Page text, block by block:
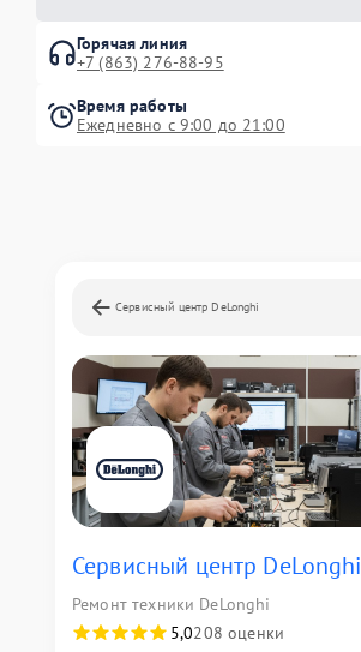
Горячая линия
+7 (863) 276-88-95
Время работы
Ежедневно с 9:00 до 21:00
Сервисный центр DeLonghi
Сервисный центр DeLonghi
Ремонт техники DeLonghi
5,0208 оценки